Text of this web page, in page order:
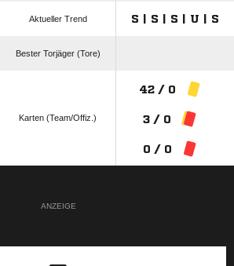
Aktueller Trend S | S | S | U | S
Bester Torjäger (Tore)
Karten (Team/Offiz.)
42 / 0
3 / 0
0 / 0
ANZEIGE